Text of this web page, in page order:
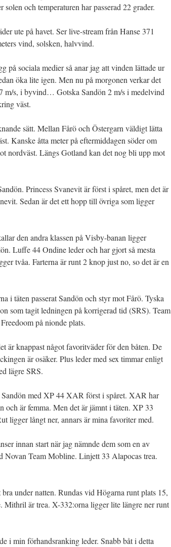
och temperaturen har passerad 22 grader.
ute på havet. Ser live-stream från Hanse 371
vind, solsken, halvvind.
på sociala medier så anar jag att vinden lättade ur
öka lite igen. Men nu på morgonen verkar det
m/s, i byvind… Gotska Sandön 2 m/s i medelvind
väst.
sätt. Mellan Fårö och Östergarn väldigt lätta
Kanske åtta meter på eftermiddagen söder om
nordväst. Längs Gotland kan det nog bli upp mot
Princess Svanevit är först i spåret, men det är
Sedan är det ett hopp till övriga som ligger
den andra klassen på Visby-banan ligger
Luffe 44 Ondine leder och har gjort så mesta
tvåa. Farterna är runt 2 knop just no, so det är en
i täten passerat Sandön och styr mot Fårö. Tyska
som tagit ledningen på korrigerad tid (SRS). Team
på nionde plats.
är knappast något favoritväder för den båten. De
är osäker. Plus leder med sex timmar enligt
lägre SRS.
Sandön med XP 44 XAR först i spåret. XAR har
och är femma. Men det är jämnt i täten. XP 33
ligger långt ner, annars är mina favoriter med.
innan start när jag nämnde dem som en av
Novan Team Mobline. Linjett 33 Alapocas trea.
under natten. Rundas vid Högarna runt plats 15,
Mithril är trea. X-332:orna ligger lite längre ner runt
i min förhandsranking leder. Snabb båt i detta